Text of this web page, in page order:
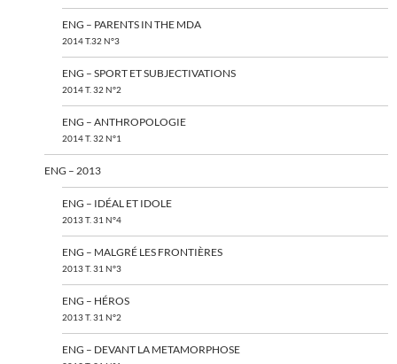
ENG – PARENTS IN THE MDA
2014 T.32 N°3
ENG – SPORT ET SUBJECTIVATIONS
2014 T. 32 N°2
ENG – ANTHROPOLOGIE
2014 T. 32 N°1
ENG – 2013
ENG – IDÉAL ET IDOLE
2013 T. 31 N°4
ENG – MALGRÉ LES FRONTIÈRES
2013 T. 31 N°3
ENG – HÉROS
2013 T. 31 N°2
ENG – DEVANT LA METAMORPHOSE